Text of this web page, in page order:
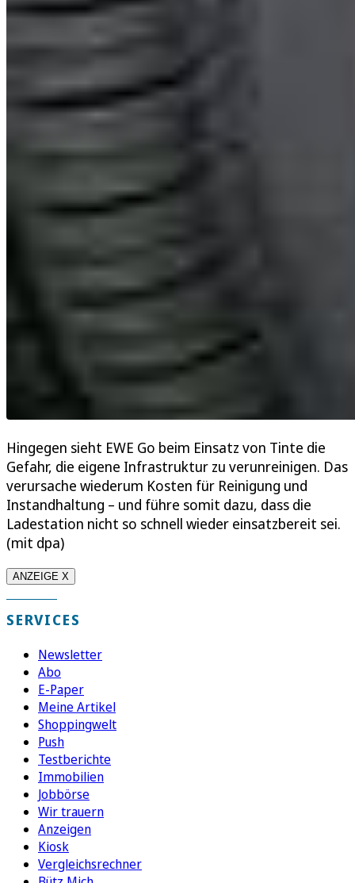
Hingegen sieht EWE Go beim Einsatz von Tinte die
Gefahr, die eigene Infrastruktur zu verunreinigen. Das
verursache wiederum Kosten für Reinigung und
Instandhaltung – und führe somit dazu, dass die
Ladestation nicht so schnell wieder einsatzbereit sei.
(mit dpa)
ANZEIGE X
SERVICES
Newsletter
Abo
E-Paper
Meine Artikel
Shoppingwelt
Push
Testberichte
Immobilien
Jobbörse
Wir trauern
Anzeigen
Kiosk
Vergleichsrechner